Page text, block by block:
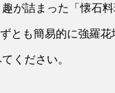
が詰まった「懐石
とも簡易的に強羅
ください。